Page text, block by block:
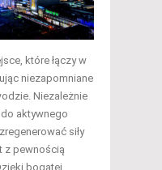
które łączy w
niezapomniane
Niezależnie
aktywnego
siły
z pewnością
bogatej